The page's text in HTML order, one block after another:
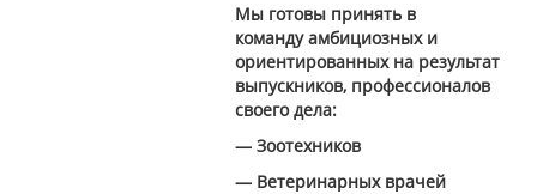
Мы готовы принять в
команду амбициозных и
ориентированных на результат
выпускников, профессионалов
своего дела:
— Зоотехников
— Ветеринарных врачей